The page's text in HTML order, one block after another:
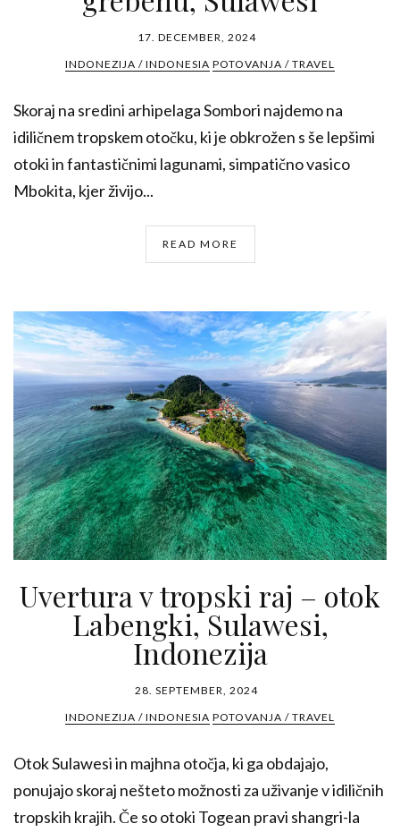
17. DECEMBER, 2024
INDONEZIJA / INDONESIA POTOVANJA / TRAVEL
Skoraj na sredini arhipelaga Sombori najdemo na
idiličnem tropskem otočku, ki je obkrožen s še lepšimi
otoki in fantastičnimi lagunami, simpatično vasico
Mbokita, kjer živijo...
READ MORE
Uvertura v tropski raj – otok
Labengki, Sulawesi,
Indonezija
28. SEPTEMBER, 2024
INDONEZIJA / INDONESIA POTOVANJA / TRAVEL
Otok Sulawesi in majhna otočja, ki ga obdajajo,
ponujajo skoraj nešteto možnosti za uživanje v idiličnih
tropskih krajih. Če so otoki Togean pravi shangri-la